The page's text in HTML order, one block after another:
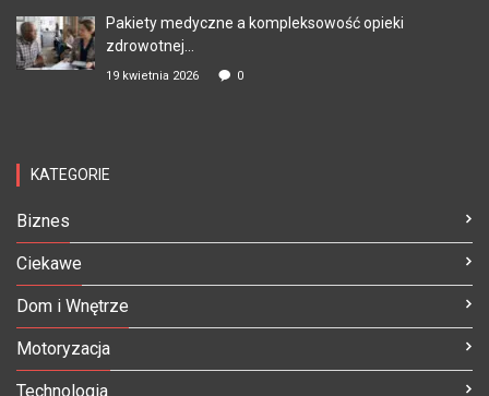
Pakiety medyczne a kompleksowość opieki
zdrowotnej...
19 kwietnia 2026 0
KATEGORIE
Biznes
Ciekawe
Dom i Wnętrze
Motoryzacja
Technologia